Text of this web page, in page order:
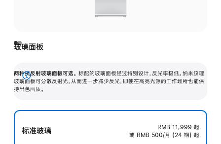
玻璃面板
两种抗反射玻璃面板可选。 标配的玻璃面板经过特别设计，反光率极低。纳米纹理
玻璃面板可分散反射光，从而进一步减少反光，即使在高亮光源的工作场所也能保
持出色画质。
展
开
标准玻璃 RMB 11,999 起
或 RMB 500/月 (24 期) 起